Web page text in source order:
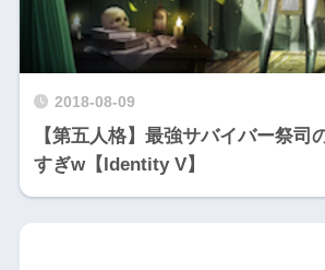
2018-08-09
【第五人格】最強サバイバー祭司
すぎw【Identity V】